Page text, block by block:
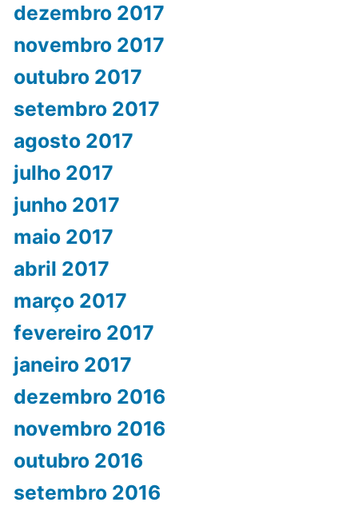
dezembro 2017
novembro 2017
outubro 2017
setembro 2017
agosto 2017
julho 2017
junho 2017
maio 2017
abril 2017
março 2017
fevereiro 2017
janeiro 2017
dezembro 2016
novembro 2016
outubro 2016
setembro 2016